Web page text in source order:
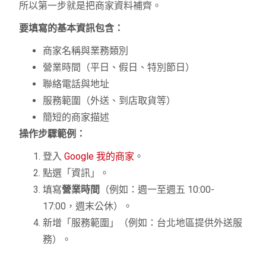
所以第一步就是把商家資料補齊。
要填寫的基本資訊包含：
商家名稱與業務類別
營業時間（平日、假日、特別節日）
聯絡電話與地址
服務範圍（外送、到店取貨等）
簡短的商家描述
操作步驟範例：
登入Google 我的商家 。
點選「資訊」。
填寫營業時間
（例如：週一至週五 10:00-
17:00，週末公休）。
新增「服務範圍」（例如：台北地區提供外送服
務）。